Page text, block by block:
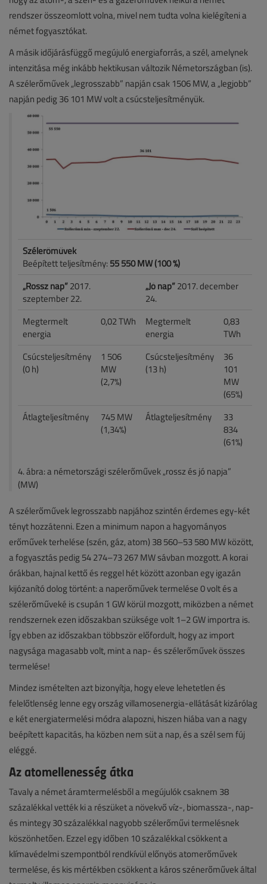
rendszer összeomlott volna, mivel nem tudta volna kielégíteni a
német fogyasztókat.
A másik időjárásfüggő megújuló energiaforrás, a szél, amelynek
intenzitása még inkább hektikusan változik Németországban (is).
A szélerőművek „legrosszabb” napján csak 1506 MW, a „legjobb”
napján pedig 36 101 MW volt a csúcsteljesítményük.
Szélerőművek
Beépített teljesítmény:55 550 MW (100 %)
„Rossz nap”2017.
szeptember 22.
„Jó nap”2017. december
24.
Megtermelt
energia
0,02 TWh
Megtermelt
energia
0,83
TWh
Csúcsteljesítmény
(0 h)
1 506
MW
(2,7%)
Csúcsteljesítmény
(13 h)
36
101
MW
(65%)
Átlagteljesítmény
745 MW
(1,34%)
Átlagteljesítmény
33
834
(61%)
4. ábra: a németországi szélerőművek „rossz és jó napja”
(MW)
A szélerőművek legrosszabb napjához szintén érdemes egy-két
tényt hozzátenni. Ezen a minimum napon a hagyományos
erőművek terhelése (szén, gáz, atom) 38 560–53 580 MW között,
a fogyasztás pedig 54 274–73 267 MW sávban mozgott. A korai
órákban, hajnal kettő és reggel hét között azonban egy igazán
kijózanító dolog történt: a naperőművek termelése 0 volt és a
szélerőműveké is csupán 1 GW körül mozgott, miközben a német
rendszernek ezen időszakban szüksége volt 1–2 GW importra is.
Így ebben az időszakban többször előfordult, hogy az import
nagysága magasabb volt, mint a nap- és szélerőművek összes
termelése!
Mindez ismételten azt bizonyítja, hogy eleve lehetetlen és
felelőtlenség lenne egy ország villamosenergia-ellátását kizárólag
e két energiatermelési módra alapozni, hiszen hiába van a nagy
beépített kapacitás, ha közben nem süt a nap, és a szél sem fúj
eléggé.
Az atomellenesség átka
Tavaly a német áramtermelésből a megújulók csaknem 38
százalékkal vették ki a részüket a növekvő víz-, biomassza-, nap-
és mintegy 30 százalékkal nagyobb szélerőművi termelésnek
köszönhetően. Ezzel egy időben 10 százalékkal csökkent a
klímavédelmi szempontból rendkívül előnyös atomerőművek
termelése, és kis mértékben csökkent a káros szénerőművek által